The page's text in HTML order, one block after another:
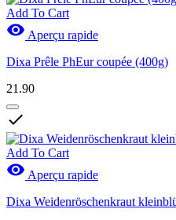
Add To Cart
 Aperçu rapide
Dixa Prêle PhEur coupée (400g)
21.90

Add To Cart
 Aperçu rapide
Dixa Weidenröschenkraut